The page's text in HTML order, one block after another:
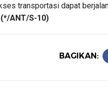
transportasi dapat
(*/ANT/S-10)
BAGIKAN: